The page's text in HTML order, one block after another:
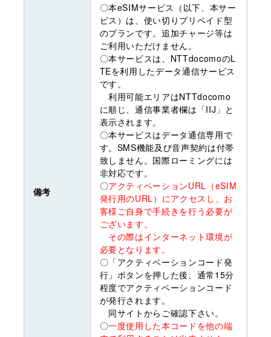
備考
〇本eSIMサービス（以下、本サー
ビス）は、使い切りプリペイド型
のプランです。追加チャージ等は
ご利用いただけません。
〇本サービスは、NTTdocomoのL
TEを利用したデータ通信サービス
です。
利用可能エリアはNTTdocomo
に順じ、通信事業者欄は「IIJ」と
表示されます。
〇本サービスはデータ通信専用で
す。SMS機能及び音声契約は付帯
致しません。国際ローミングには
非対応です。
〇アクティベーションURL（eSIM
発行用のURL）にアクセスし、お
客様ご自身で手続きを行う必要が
ございます。
その際はインターネット環境が
必要となります。
〇「アクティベーションコード発
行」ボタンを押した後、通常15分
程度でアクティベーションコード
が発行されます。
同サイトからご確認下さい。
〇一度使用した本コードを他の端